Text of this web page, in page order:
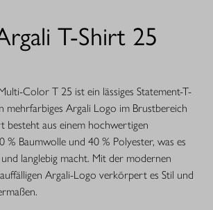
T-Shirt 25
Color T 25 ist ein lässiges Statement-T-
mehrfarbiges Argali Logo im Brustbereich
besteht aus einem hochwertigen
% Baumwolle und 40 % Polyester, was es
langlebig macht. Mit der modernen
Argali-Logo verkörpert es Stil und